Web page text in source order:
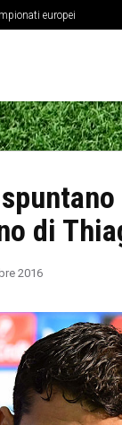
europei
di
2016